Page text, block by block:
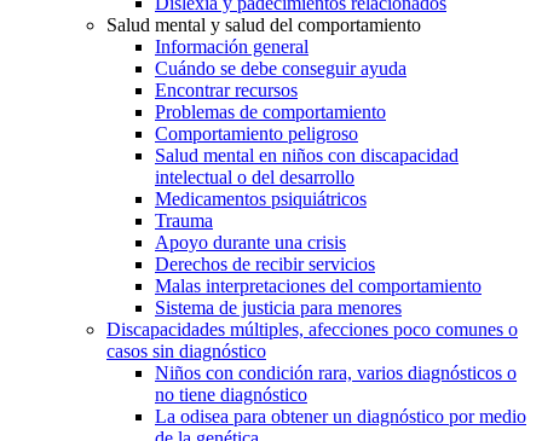
Salud mental y salud del comportamiento
Información general
Cuándo se debe conseguir ayuda
Encontrar recursos
Problemas de comportamiento
Comportamiento peligroso
Salud mental en niños con discapacidad
intelectual o del desarrollo
Medicamentos psiquiátricos
Trauma
Apoyo durante una crisis
Derechos de recibir servicios
Malas interpretaciones del comportamiento
Sistema de justicia para menores
Discapacidades múltiples, afecciones poco comunes o
casos sin diagnóstico
Niños con condición rara, varios diagnósticos o
no tiene diagnóstico
La odisea para obtener un diagnóstico por medio